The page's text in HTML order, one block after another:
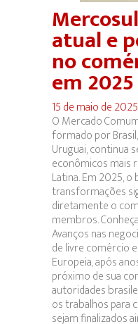
atual e
no
em 2025
15 de maio de 2025
O Mercado
formado por
Uruguai, continua
econômicos mais
Latina. Em 2025,
transformações
diretamente o
membros.
Avanços nas
de livre comércio
Europeia, após
próximo de sua
autoridades
os trabalhos para
sejam finalizados